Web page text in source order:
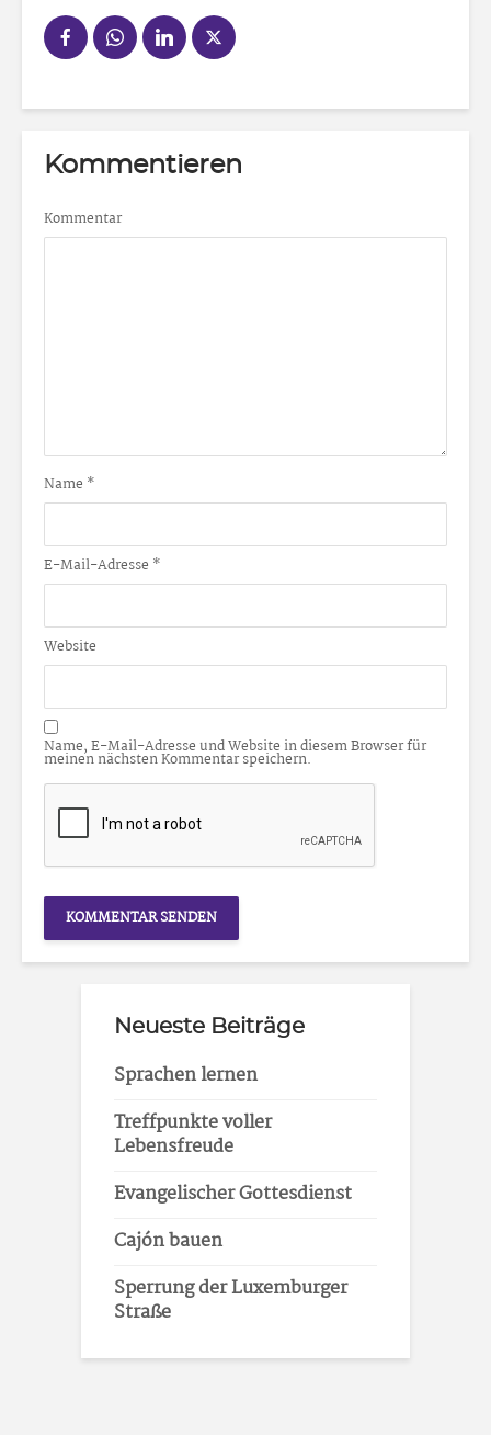
Kommentieren
Kommentar
Name *
E-Mail-Adresse *
Website
Name, E-Mail-Adresse und Website in diesem Browser für
meinen nächsten Kommentar speichern.
Neueste Beiträge
Sprachen lernen
Treffpunkte voller
Lebensfreude
Evangelischer Gottesdienst
Cajón bauen
Sperrung der Luxemburger
Straße